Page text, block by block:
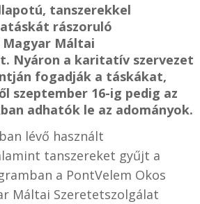
tanszerekkel
rászoruló
Máltai
Nyáron a karitatív szervezet
fogadják a táskákat,
szeptember 16-ig pedig az
adhatók le az adományok.
lévő használt
tanszereket gyűjt a
a PontVelem Okos
Máltai Szeretetszolgálat